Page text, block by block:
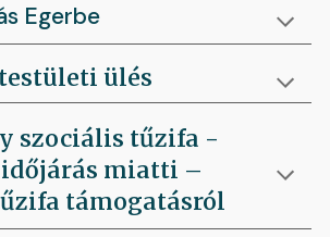
Egerbe
ülés
szociális tűzifa -
miatti –
támogatásról